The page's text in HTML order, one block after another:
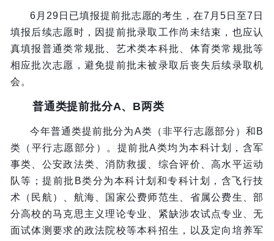
6月29日已填报提前批志愿的考生，在7月5日至7日
填报后续志愿时，因提前批录取工作尚未结束，也应认
真填报普通类常规批、艺术类本科批、体育类常规批等
相应批次志愿，避免提前批未被录取后丧失后续录取机
会。
普通类提前批分A、B两类
今年普通类提前批分为A类（非平行志愿部分）和B
类（平行志愿部分）。提前批A类均为本科计划，含军
事类、公安政法类、消防救援、综合评价、高水平运动
队等；提前批B类分为本科计划和专科计划，含飞行技
术（民航）、航海、国家公费师范生、省属公费生、部
分高校的马克思主义理论专业、紧缺涉农试点专业、无
面试体测要求的政法院校等本科招生，以及定向培养军